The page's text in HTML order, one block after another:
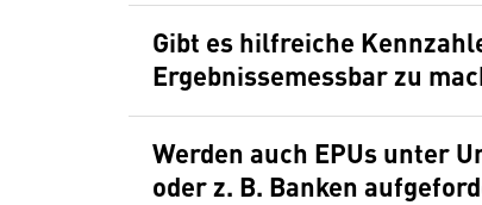
Gibt es hilfreiche
Ergebnissemessbar zu
Werden auch EPUs unter
oder z. B. Banken